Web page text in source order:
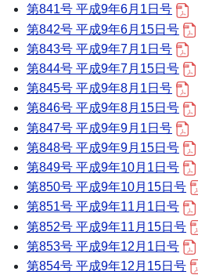
第841号 平成9年6月1日号
第842号 平成9年6月15日号
第843号 平成9年7月1日号
第844号 平成9年7月15日号
第845号 平成9年8月1日号
第846号 平成9年8月15日号
第847号 平成9年9月1日号
第848号 平成9年9月15日号
第849号 平成9年10月1日号
第850号 平成9年10月15日号
第851号 平成9年11月1日号
第852号 平成9年11月15日号
第853号 平成9年12月1日号
第854号 平成9年12月15日号